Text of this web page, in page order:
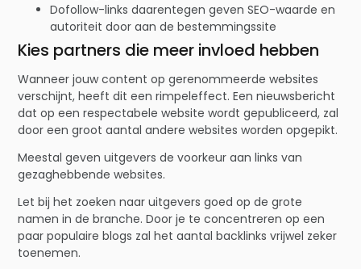
Dofollow-links daarentegen geven SEO-waarde en
autoriteit door aan de bestemmingssite
Kies partners die meer invloed hebben
Wanneer jouw content op gerenommeerde websites
verschijnt, heeft dit een rimpeleffect. Een nieuwsbericht
dat op een respectabele website wordt gepubliceerd, zal
door een groot aantal andere websites worden opgepikt.
Meestal geven uitgevers de voorkeur aan links van
gezaghebbende websites.
Let bij het zoeken naar uitgevers goed op de grote
namen in de branche. Door je te concentreren op een
paar populaire blogs zal het aantal backlinks vrijwel zeker
toenemen.